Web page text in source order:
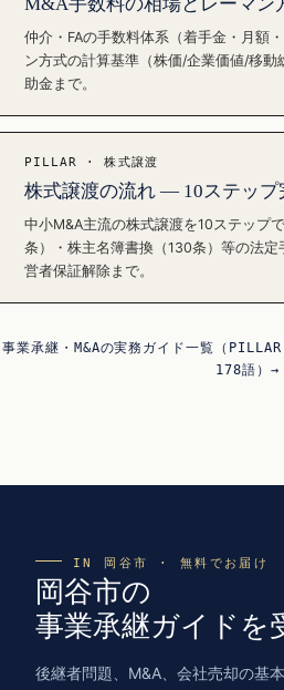
仲介・FAの手数料体系（着手金・月額
ン方式の計算基準（株価/企業価値/移
助金まで。
PILLAR · 株式譲渡
株式譲渡の流れ — 10ステップ
中小M&A主流の株式譲渡を10ステップ
条）・株主名簿書換（130条）等の法
営者保証解除まで。
事業承継・M&Aの実務ガイド一覧（
178語）→
IN 岡谷市 · 無料でお届け
岡谷市の
事業承継ガイドを
後継者問題、M&A、会社売却の基